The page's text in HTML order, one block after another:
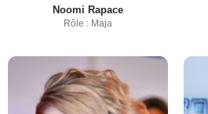
Noomi Rapace
Rôle : Maja